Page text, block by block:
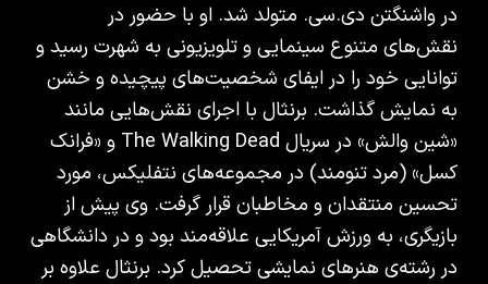
در واشنگتن دی.سی. متولد شد. او با حضور در
نقش‌های متنوع سینمایی و تلویزیونی به شهرت رسید و
توانایی خود را در ایفای شخصیت‌های پیچیده و خشن
به نمایش گذاشت. برنثال با اجرای نقش‌هایی مانند
«شین والش» در سریال The Walking Dead و «فرانک
کسل» (مرد تنومند) در مجموعه‌های نتفلیکس، مورد
تحسین منتقدان و مخاطبان قرار گرفت. وی پیش از
بازیگری، به ورزش آمریکایی علاقه‌مند بود و در دانشگاهی
در رشته‌ی هنرهای نمایشی تحصیل کرد. برنثال علاوه بر